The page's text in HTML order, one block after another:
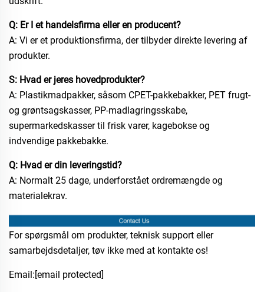
Q: Er I et handelsfirma eller en producent?
A: Vi er et produktionsfirma, der tilbyder direkte levering af
produkter.
S: Hvad er jeres hovedprodukter?
A: Plastikmadpakker, såsom CPET-pakkebakker, PET frugt-
og grøntsagskasser, PP-madlagringsskabe,
supermarkedskasser til frisk varer, kagebokse og
indvendige pakkebakke.
Q: Hvad er din leveringstid?
A: Normalt 25 dage, underforstået ordremængde og
materialekrav.
For spørgsmål om produkter, teknisk support eller
samarbejdsdetaljer, tøv ikke med at kontakte os!
Email:[email protected]